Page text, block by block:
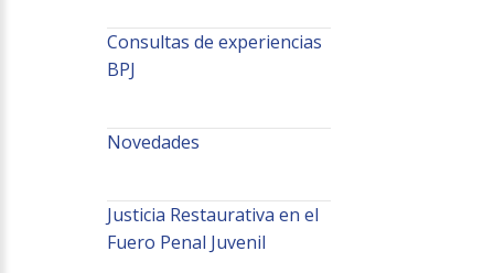
Consultas de experiencias
BPJ
Novedades
Justicia Restaurativa en el
Fuero Penal Juvenil